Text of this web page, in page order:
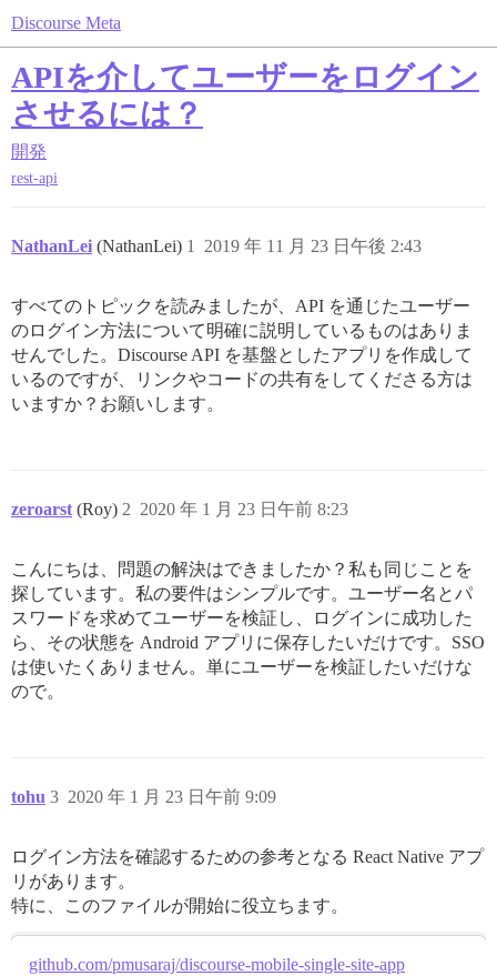
Discourse Meta
APIを介してユーザーをログイン
させるには？
開発
rest-api
NathanLei (NathanLei) 2019 年 11 月 23 日午後 2:43
1
すべてのトピックを読みましたが、API を通じたユーザー
のログイン方法について明確に説明しているものはありま
せんでした。Discourse API を基盤としたアプリを作成して
いるのですが、リンクやコードの共有をしてくださる方は
いますか？お願いします。
zeroarst (Roy) 2020 年 1 月 23 日午前 8:23
2
こんにちは、問題の解決はできましたか？私も同じことを
探しています。私の要件はシンプルです。ユーザー名とパ
スワードを求めてユーザーを検証し、ログインに成功した
ら、その状態を Android アプリに保存したいだけです。SSO
は使いたくありません。単にユーザーを検証したいだけな
ので。
tohu 2020 年 1 月 23 日午前 9:09
3
ログイン方法を確認するための参考となる React Native アプ
リがあります。
特に、このファイルが開始に役立ちます。
github.com/pmusaraj/discourse-mobile-single-site-app